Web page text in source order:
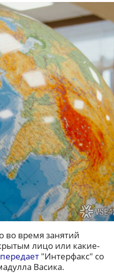
во время занятий
лицо или какие-
передает"Интерфакс" со
Васика.